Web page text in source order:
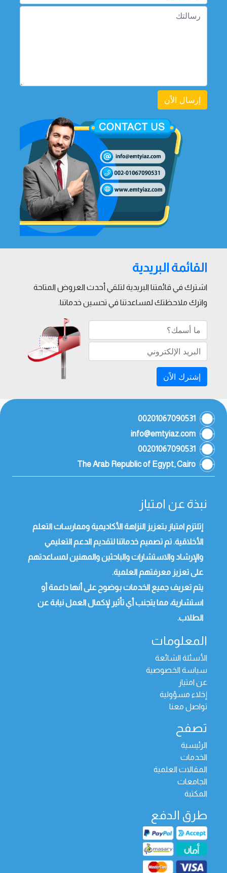
إرسال الاًن
القائمة البريدية
اشترك في قائمتنا البريدية لتلقي أحدث العروض المتاحة
واترك ملاحظتك لمساعدتنا في تحسين خدماتنا.
إشترك الاًن
00201067090531
info@emtyiaz.com
00201067090531
The Arab Republic of Egypt, Cairo
نبذة عن امتياز
إتلتزم امتياز بتعزيز النزاهة الأكاديمية وممارسات التعلم
الأخلاقية. تم تصميم خدماتنا لتقديم الدعم التعليمي
والإرشاد والاستشارات والباحثين والمهنين لمساعدتهم
على تعزيز معرفتهم العلمية.
يتم تعريف جميع الخدمات بوضوح على أنها داعمة أو
استشارية، مما يتجنب أي تأثير لإكمال العمل نيابة عن
الطلاب.
المعلومات
الأسئلة الشائعة
سياسة الخصوصية
عن امتياز
إخلاء مسؤولية
تواصل معنا
تصفح
الرئيسية
الخدمات
المقالات العلمية
الجامعات
المكتبة
طرق الدفع